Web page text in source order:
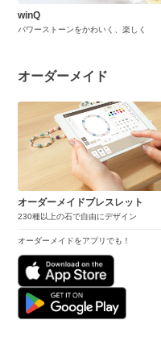
winQ
パワーストーンをかわいく、楽しく
オーダーメイド
オーダーメイドブレスレット
230種以上の石で自由にデザイン
オーダーメイドをアプリでも！